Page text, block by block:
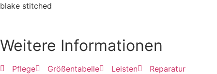
blake stitched
Weitere Informationen
Pflege Größentabelle Leisten
Reparatur